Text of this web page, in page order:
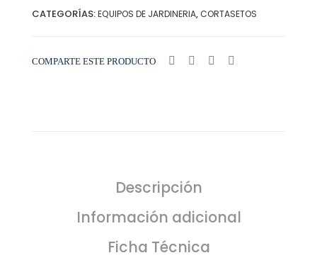
CATEGORÍAS:EQUIPOS DE JARDINERIA,CORTASETOS
COMPARTE ESTE PRODUCTO
Descripción
Información adicional
Ficha Técnica